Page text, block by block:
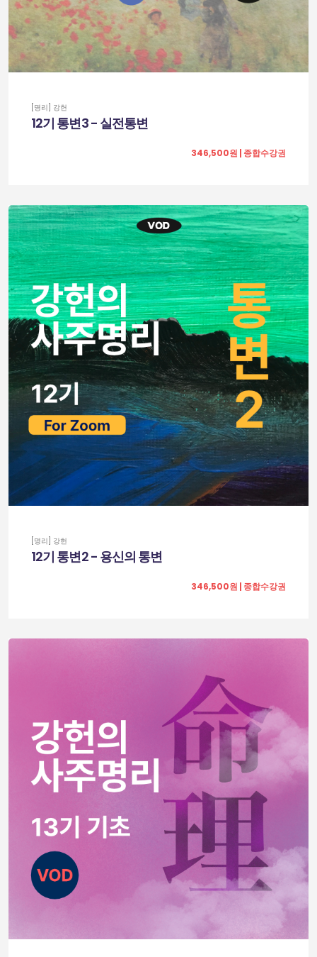
[명리] 강헌
12기 통변3 - 실전통변
346,500원 | 종합수강권
[명리] 강헌
12기 통변2 - 용신의 통변
346,500원 | 종합수강권